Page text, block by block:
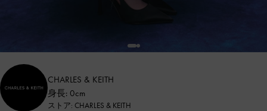
CHARLES & KEITH
身長: 0cm
ストア: CHARLES & KEITH